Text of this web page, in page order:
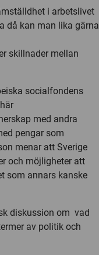
i arbetslivet
då kan man lika gärna
skillnader mellan
socialfondens
med andra
pengar som
menar att Sverige
och möjligheter att
som annars kanske
diskussion om vad
av politik och